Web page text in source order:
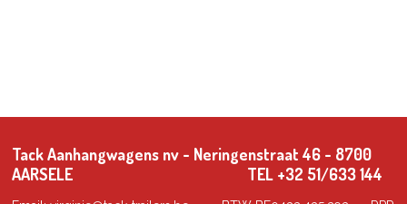
Tack Aanhangwagens nv - Neringenstraat 46 - 8700
AARSELE TEL +32 51/633 144